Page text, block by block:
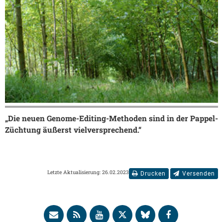
„Die neuen Genome-Editing-Methoden sind in der Pappel-
Züchtung äußerst vielversprechend.“
Drucken Versenden
Letzte Aktualisierung: 26.02.2023